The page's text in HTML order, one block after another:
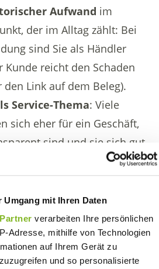
mit Ihren Daten
verarbeiten Ihre persönlichen
Adresse, mithilfe von Technologien
auf Ihrem Gerät zu
und so personalisierte
Aufwand im
der im Alltag zählt: Bei
sind Sie als Händler
reicht den Schaden
Link auf dem Beleg).
Service-Thema: Viele
sich eher für ein Geschäft,
sind und sie sich gut
Ein klar erklärter Kaufschutz
Service-Baustein
höherwertigen
Beratung sichern
im Alltag